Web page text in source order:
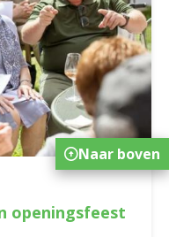
openingsfeest
Naar boven